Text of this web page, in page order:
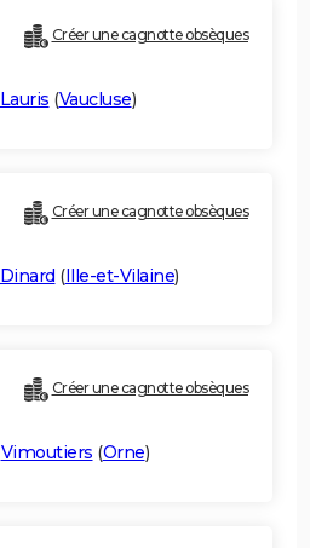
Créer une cagnotte obsèques
Lauris (Vaucluse)
Créer une cagnotte obsèques
Dinard (Ille-et-Vilaine)
Créer une cagnotte obsèques
Vimoutiers (Orne)